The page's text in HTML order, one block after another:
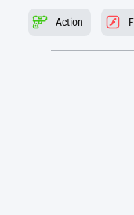
Action